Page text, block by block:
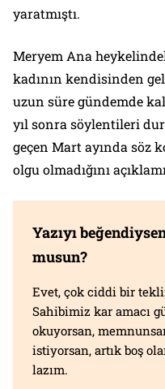
yaratmıştı.
Meryem Ana
kadının kendisinden
uzun süre gündemde
yıl sonra söylentileri
geçen Mart ayında söz
olgu olmadığını
Yazıyı
musun?
Evet, çok ciddi bir
Sahibimiz kar amacı
okuyorsan,
istiyorsan, artık boş
lazım.